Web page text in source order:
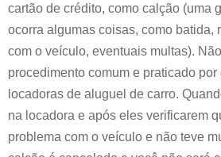
cartão de crédito, como calção (uma
ocorra algumas coisas, como batida,
com o veículo, eventuais multas).
procedimento comum e praticado
locadoras de aluguel de carro.
na locadora e após eles verificarem
problema com o veículo e não teve